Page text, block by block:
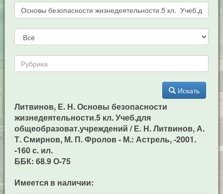
Искать
Литвинов, Е. Н. Основы безопасности
жизнедеятельности.5 кл. Учеб.для
общеобразоват.учреждений / Е. Н. Литвинов, А.
Т. Смирнов, М. П. Фролов - М.: Астрель, -2001.
-160 с. ил.
ББК: 68.9 О-75
Имеется в наличии: